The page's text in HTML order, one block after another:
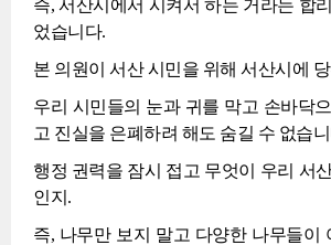
즉, 서산시에서 시켜서 하는 거라는 합
었습니다.
본 의원이 서산 시민을 위해 서산시에
우리 시민들의 눈과 귀를 막고 손바닥
고 진실을 은폐하려 해도 숨길 수 없습
행정 권력을 잠시 접고 무엇이 우리 서
인지.
즉, 나무만 보지 말고 다양한 나무들이